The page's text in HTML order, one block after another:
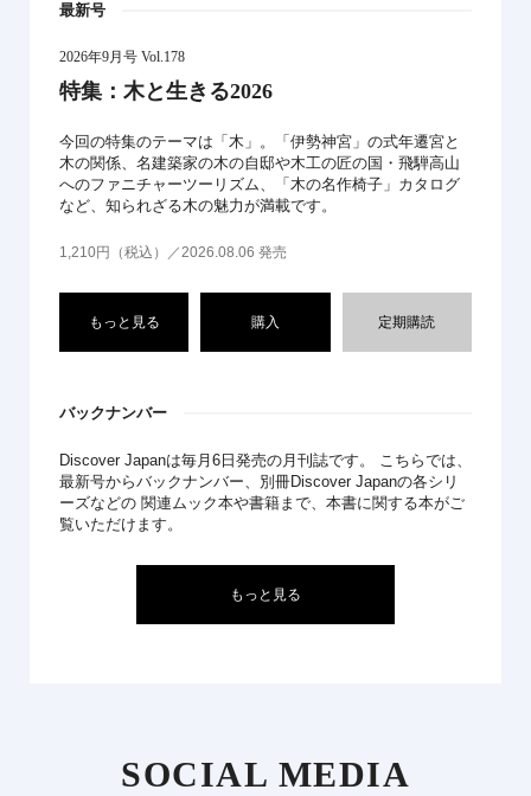
最新号
2026年9月号 Vol.178
特集：木と生きる2026
今回の特集のテーマは「木」。「伊勢神宮」の式年遷宮と
木の関係、名建築家の木の自邸や木工の匠の国・飛騨高山
へのファニチャーツーリズム、「木の名作椅子」カタログ
など、知られざる木の魅力が満載です。
1,210円（税込）／2026.08.06 発売
もっと見る 購入 定期購読
バックナンバー
Discover Japanは毎月6日発売の月刊誌です。 こちらでは、
最新号からバックナンバー、別冊Discover Japanの各シリ
ーズなどの 関連ムック本や書籍まで、本書に関する本がご
覧いただけます。
もっと見る
SOCIAL MEDIA